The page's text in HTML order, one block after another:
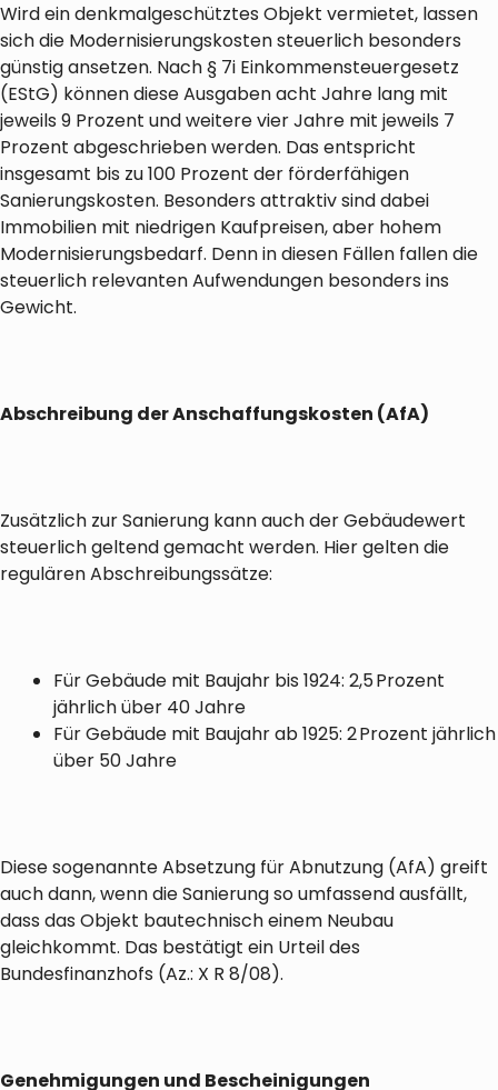
Wird ein denkmalgeschütztes Objekt vermietet, lassen
sich die Modernisierungskosten steuerlich besonders
günstig ansetzen. Nach § 7i Einkommensteuergesetz
(EStG) können diese Ausgaben acht Jahre lang mit
jeweils 9 Prozent und weitere vier Jahre mit jeweils 7
Prozent abgeschrieben werden. Das entspricht
insgesamt bis zu 100 Prozent der förderfähigen
Sanierungskosten. Besonders attraktiv sind dabei
Immobilien mit niedrigen Kaufpreisen, aber hohem
Modernisierungsbedarf. Denn in diesen Fällen fallen die
steuerlich relevanten Aufwendungen besonders ins
Gewicht.
Abschreibung der Anschaffungskosten (AfA)
Zusätzlich zur Sanierung kann auch der Gebäudewert
steuerlich geltend gemacht werden. Hier gelten die
regulären Abschreibungssätze:
Für Gebäude mit Baujahr bis 1924: 2,5 Prozent
jährlich über 40 Jahre
Für Gebäude mit Baujahr ab 1925: 2 Prozent jährlich
über 50 Jahre
Diese sogenannte Absetzung für Abnutzung (AfA) greift
auch dann, wenn die Sanierung so umfassend ausfällt,
dass das Objekt bautechnisch einem Neubau
gleichkommt. Das bestätigt ein Urteil des
Bundesfinanzhofs (Az.: X R 8/08).
Genehmigungen und Bescheinigungen